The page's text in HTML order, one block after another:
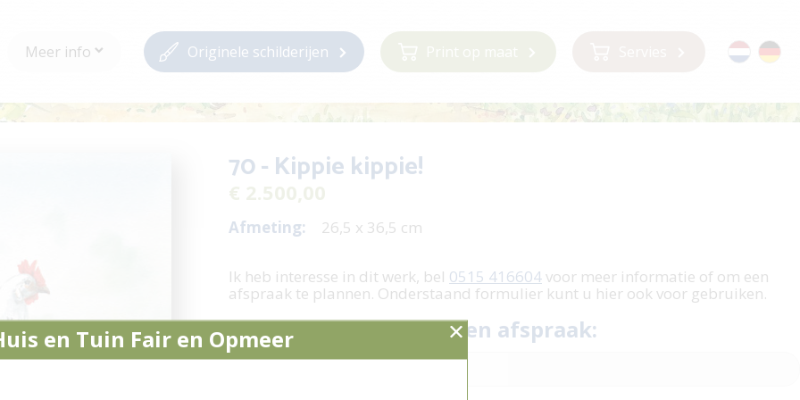
Meer info Originele schilderijen
70 - Kippie kippie!
Afmeting: 26,5 x 36,5 cm
Ik heb interesse in dit werk, bel 0515 416604voor meer informatie of om een
afspraak te plannen. Onderstaand formulier kunt u hier ook voor gebruiken.
Stel een vraag / plan een afspraak:
en Tuin Fair en Opmeer